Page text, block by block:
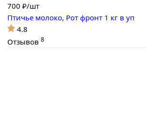
700 ₽/шт
Птичье молоко, Рот фронт 1 кг в уп
4.8
Отзывов 8